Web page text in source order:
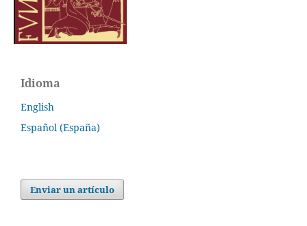
Idioma
English
Español (España)
Enviar un artículo